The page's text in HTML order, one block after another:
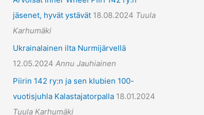
jäsenet, hyvät ystävät 18.08.2024 Tuula
Karhumäki
Ukrainalainen ilta Nurmijärvellä
12.05.2024 Annu Jauhiainen
Piirin 142 ry:n ja sen klubien 100-
vuotisjuhla Kalastajatorpalla 18.01.2024
Tuula Karhumäki